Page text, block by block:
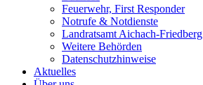
Feuerwehr, First Responder
Notrufe & Notdienste
Landratsamt Aichach-Friedberg
Weitere Behörden
Datenschutzhinweise
Aktuelles